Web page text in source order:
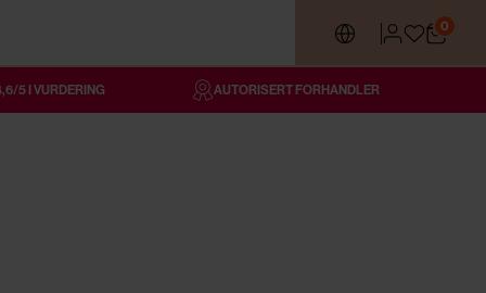
0
5 I VURDERING AUTORISERT FORHANDLER